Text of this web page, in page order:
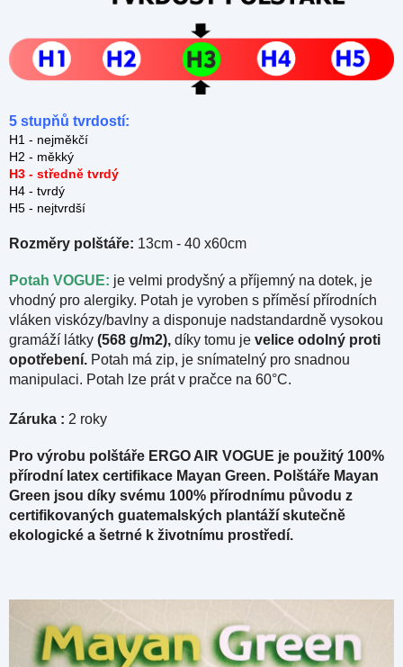
5 stupňů tvrdostí:
H1 - nejměkčí
H2 - měkký
H3 - středně tvrdý
H4 - tvrdý
H5 - nejtvrdší
Rozměry polštáře: 13cm - 40 x60cm
Potah VOGUE: je velmi prodyšný a příjemný na dotek, je
vhodný pro alergiky. Potah je vyroben s příměsí přírodních
vláken viskózy/bavlny a disponuje nadstandardně vysokou
gramáží látky (568 g/m2), díky tomu je velice odolný proti
opotřebení. Potah má zip, je snímatelný pro snadnou
manipulaci. Potah lze prát v pračce na 60°C.
Záruka : 2 roky
Pro výrobu polštáře ERGO AIR VOGUE je použitý 100%
přírodní latex certifikace Mayan Green. Polštáře Mayan
Green jsou díky svému 100% přírodnímu původu z
certifikovaných guatemalských plantáží skutečně
ekologické a šetrné k životnímu prostředí.